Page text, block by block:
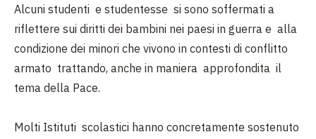
Alcuni studenti e studentesse si sono soffermati a
riflettere sui diritti dei bambini nei paesi in guerra e alla
condizione dei minori che vivono in contesti di conflitto
armato trattando, anche in maniera approfondita il
tema della Pace.
Molti Istituti scolastici hanno concretamente sostenuto